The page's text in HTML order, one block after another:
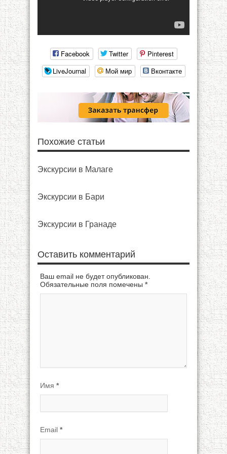
Facebook Twitter
Pinterest
LiveJournal
Мой мир Вконтакте
Похожие статьи
Экскурсии в Малаге
Экскурсии в Бари
Экскурсии в Гранаде
Оставить комментарий
Ваш email не будет опубликован.
Обязательные поля помечены *
Имя *
Email *